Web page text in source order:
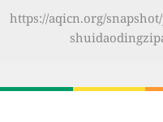
https://aqicn.org/